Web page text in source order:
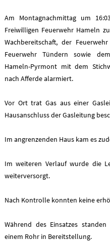
Am Montagnachmittag um
Freiwilligen Feuerwehr Hameln
Wachbereitschaft, der
Feuerwehr Tündern sowie
Hameln-Pyrmont mit dem
nach Afferde alarmiert.
Vor Ort trat Gas aus einer
Hausanschluss der Gasleitung
Im angrenzenden Haus kam es
Im weiteren Verlauf wurde die
weiterversorgt.
Nach Kontrolle konnten keine
Während des Einsatzes
einem Rohr in Bereitstellung.